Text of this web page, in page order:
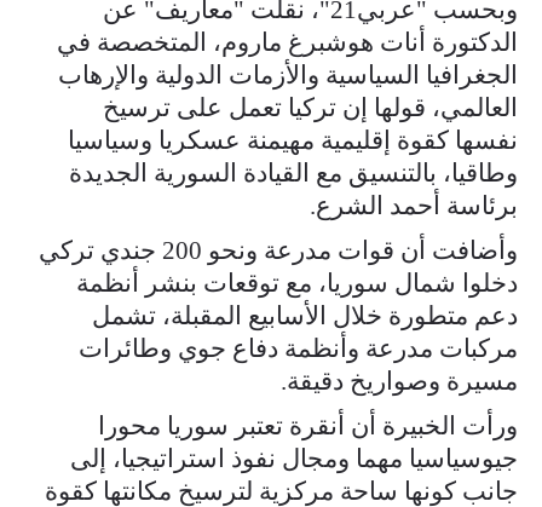
وبحسب "عربي21"، نقلت "معاريف" عن
الدكتورة أنات هوشبرغ ماروم، المتخصصة في
الجغرافيا السياسية والأزمات الدولية والإرهاب
العالمي، قولها إن تركيا تعمل على ترسيخ
نفسها كقوة إقليمية مهيمنة عسكريا وسياسيا
وطاقيا، بالتنسيق مع القيادة السورية الجديدة
برئاسة أحمد الشرع.
وأضافت أن قوات مدرعة ونحو 200 جندي تركي
دخلوا شمال سوريا، مع توقعات بنشر أنظمة
دعم متطورة خلال الأسابيع المقبلة، تشمل
مركبات مدرعة وأنظمة دفاع جوي وطائرات
مسيرة وصواريخ دقيقة.
ورأت الخبيرة أن أنقرة تعتبر سوريا محورا
جيوسياسيا مهما ومجال نفوذ استراتيجيا، إلى
جانب كونها ساحة مركزية لترسيخ مكانتها كقوة